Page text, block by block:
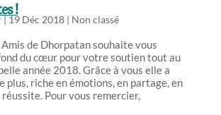
!
|19 Déc 2018| Non classé
Amis de Dhorpatan souhaite vous
du cœur pour votre soutien tout au
année 2018. Grâce à vous elle a
plus, riche en émotions, en partage, en
Pour vous remercier,